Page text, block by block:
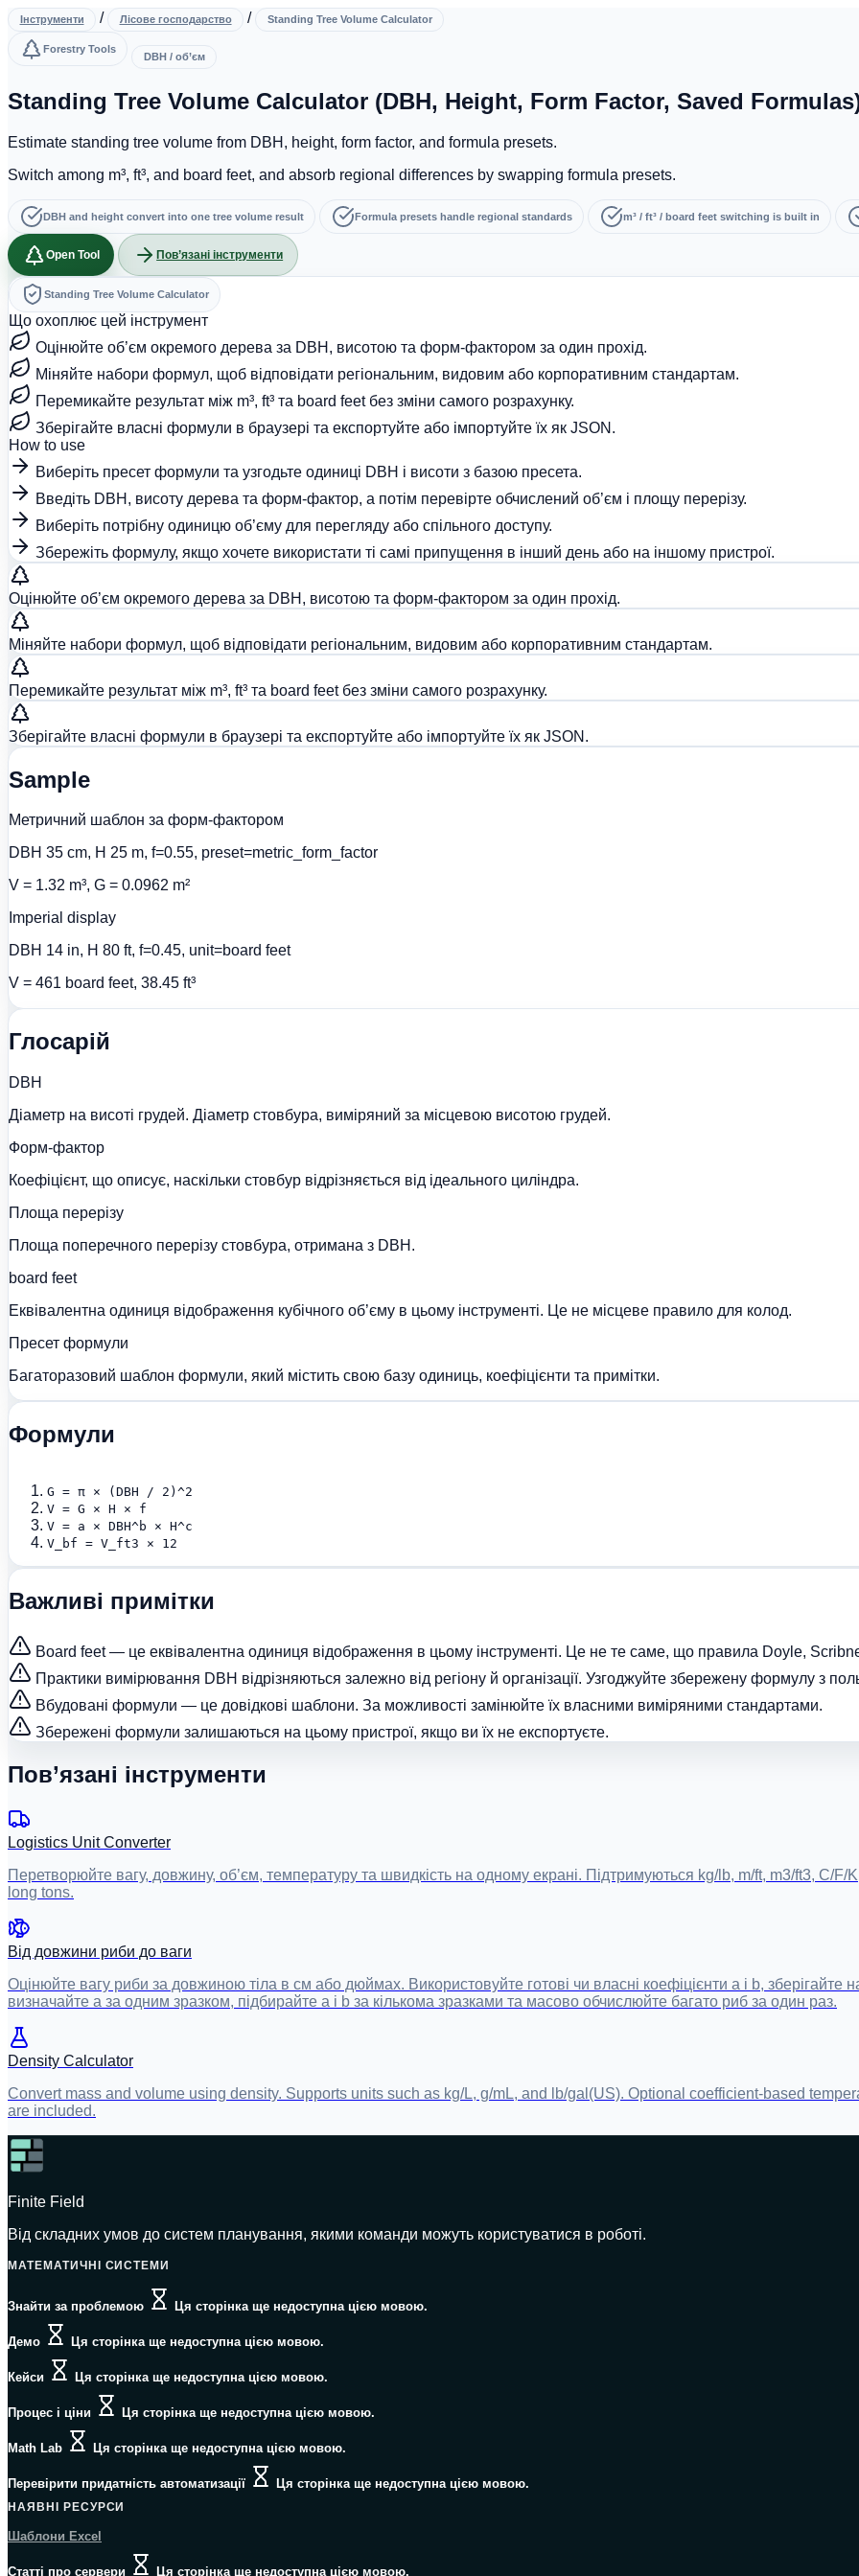
Інструменти / Лісове господарство / Standing Tree Volume Calculator
Forestry Tools
DBH / об’єм
Standing Tree Volume Calculator (DBH, Height, Form Factor, Saved
Estimate standing tree volume from DBH, height, form factor, and formula presets.
Switch among m³, ft³, and board feet, and absorb regional differences by swapping formula presets.
DBH and height convert into one tree volume result Formula presets handle regional standards m³ / ft³ / board feet switching is built in
Open Tool Пов’язані інструменти
Standing Tree Volume Calculator
Що охоплює цей інструмент
Оцінюйте об’єм окремого дерева за DBH, висотою та форм-фактором за один прохід.
Міняйте набори формул, щоб відповідати регіональним, видовим або корпоративним стандартам.
Перемикайте результат між m³, ft³ та board feet без зміни самого розрахунку.
Зберігайте власні формули в браузері та експортуйте або імпортуйте їх як JSON.
How to use
Виберіть пресет формули та узгодьте одиниці DBH і висоти з базою пресета.
Введіть DBH, висоту дерева та форм-фактор, а потім перевірте обчислений об’єм і площу перерізу.
Виберіть потрібну одиницю об’єму для перегляду або спільного доступу.
Збережіть формулу, якщо хочете використати ті самі припущення в інший день або на іншому пристрої.
Оцінюйте об’єм окремого дерева за DBH, висотою та форм-фактором за один прохід.
Міняйте набори формул, щоб відповідати регіональним, видовим або корпоративним стандартам.
Перемикайте результат між m³, ft³ та board feet без зміни самого розрахунку.
Зберігайте власні формули в браузері та експортуйте або імпортуйте їх як JSON.
Sample
Метричний шаблон за форм-фактором
DBH 35 cm, H 25 m, f=0.55, preset=metric_form_factor
V = 1.32 m³, G = 0.0962 m²
Imperial display
DBH 14 in, H 80 ft, f=0.45, unit=board feet
V = 461 board feet, 38.45 ft³
Глосарій
DBH
Діаметр на висоті грудей. Діаметр стовбура, виміряний за місцевою висотою грудей.
Форм-фактор
Коефіцієнт, що описує, наскільки стовбур відрізняється від ідеального циліндра.
Площа перерізу
Площа поперечного перерізу стовбура, отримана з DBH.
board feet
Еквівалентна одиниця відображення кубічного об’єму в цьому інструменті. Це не місцеве правило для колод.
Пресет формули
Багаторазовий шаблон формули, який містить свою базу одиниць, коефіцієнти та примітки.
Формули
G = π × (DBH / 2)^2
V = G × H × f
V = a × DBH^b × H^c
V_bf = V_ft3 × 12
Важливі примітки
Board feet — це еквівалентна одиниця відображення в цьому інструменті. Це не те саме, що правила Doyle,
Практики вимірювання DBH відрізняються залежно від регіону й організації. Узгоджуйте збережену формулу з
Вбудовані формули — це довідкові шаблони. За можливості замінюйте їх власними виміряними стандартами.
Збережені формули залишаються на цьому пристрої, якщо ви їх не експортуєте.
Пов’язані інструменти
Logistics Unit Converter
Перетворюйте вагу, довжину, об’єм, температуру та швидкість на одному екрані. Підтримуються kg/lb, m/ft, m3/ft3, C/
long tons.
Від довжини риби до ваги
Оцінюйте вагу риби за довжиною тіла в см або дюймах. Використовуйте готові чи власні коефіцієнти a і b, зберігайте
визначайте a за одним зразком, підбирайте a і b за кількома зразками та масово обчислюйте багато риб за один раз.
Density Calculator
Convert mass and volume using density. Supports units such as kg/L, g/mL, and lb/gal(US). Optional coefficient-based
are included.
Finite Field
Від складних умов до систем планування, якими команди можуть користуватися в роботі.
МАТЕМАТИЧНІ СИСТЕМИ
Знайти за проблемою Ця сторінка ще недоступна цією мовою.
Демо Ця сторінка ще недоступна цією мовою.
Кейси Ця сторінка ще недоступна цією мовою.
Процес і ціни Ця сторінка ще недоступна цією мовою.
Math Lab Ця сторінка ще недоступна цією мовою.
Перевірити придатність автоматизації Ця сторінка ще недоступна цією мовою.
НАЯВНІ РЕСУРСИ
Шаблони Excel
Статті про сервери Ця сторінка ще недоступна цією мовою.